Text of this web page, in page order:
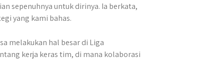
sepenuhnya untuk dirinya. Ia berkata,
yang kami bahas.
melakukan hal besar di Liga
kerja keras tim, di mana kolaborasi